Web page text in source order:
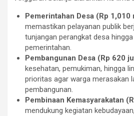
Pemerintahan Desa (Rp 1,010
memastikan pelayanan publik
tunjangan perangkat desa
pemerintahan.
Pembangunan Desa (Rp 620
kesehatan, pemukiman, hingga
prioritas agar warga merasakan
pembangunan.
Pembinaan Kemasyarakatan
mendukung kegiatan